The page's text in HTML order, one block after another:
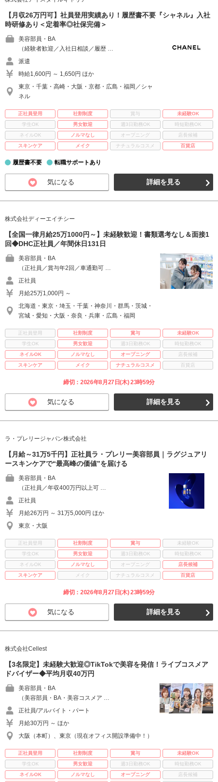
【月収26万円可】社員登用実績あり！履歴書不要『シャネル』入社
時研修あり＜定着率◎社保完備＞
美容部員・BA
（経験者歓迎／入社日相談／履歴 …
派遣
時給1,600円 ～ 1,650円 ほか
東京・千葉・高崎・大阪・京都・広島・福岡／シャ
ネル
正社員登用 社割制度 賞与
未経験OK
学生OK
男女歓迎 週3日勤務OK
時短勤務OK
ネイルOK
ノルマなし オープニング
店長候補
スキンケア
メイク ナチュラルコスメ 百貨店
履歴書不要 転職サポートあり
気になる 詳細を見る
株式会社ディーエイチシー
【全国一律月給25万1000円～】未経験歓迎！書類選考なし＆面接1
回◆DHC正社員／年間休日131日
美容部員・BA
（正社員／賞与年2回／車通勤可 …
正社員
月給25万1,000円 ～
北海道・東京・埼玉・千葉・神奈川・群馬・茨城・
宮城・愛知・大阪・奈良・兵庫・広島・福岡
正社員登用 社割制度 賞与
未経験OK
学生OK
男女歓迎 週3日勤務OK
時短勤務OK
ネイルOK
ノルマなし オープニング
店長候補
スキンケア
メイク ナチュラルコスメ 百貨店
締切：2026年8月27日(木) 23時59分
気になる 詳細を見る
ラ・プレリージャパン株式会社
【月給～31万5千円】正社員ラ・プレリー美容部員｜ラグジュアリ
ースキンケアで“最高峰の価値”を届ける
美容部員・BA
（正社員／年収400万円以上可 …
正社員
月給26万円 ～ 31万5,000円 ほか
東京・大阪
正社員登用 社割制度 賞与
未経験OK
学生OK
男女歓迎 週3日勤務OK
時短勤務OK
ネイルOK
ノルマなし オープニング
店長候補
スキンケア
メイク ナチュラルコスメ 百貨店
締切：2026年8月27日(木) 23時59分
気になる 詳細を見る
株式会社Cellest
【3名限定】未経験大歓迎◎TikTokで美容を発信！ライブコスメア
ドバイザー◆平均月収40万円
美容部員・BA
（美容部員・BA・美容コスメア …
正社員/アルバイト・パート
月給30万円 ～ ほか
大阪（本町）、東京（現在オフィス開設準備中！）
正社員登用 社割制度 賞与
未経験OK
学生OK
男女歓迎 週3日勤務OK
時短勤務OK
ネイルOK
ノルマなし オープニング
店長候補